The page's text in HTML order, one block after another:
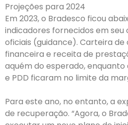
Projeções para 2024
Em 2023, o Bradesco ficou
indicadores fornecidos em
oficiais (guidance). Carteira
financeira e receita de
aquém do esperado,
e PDD ficaram no limite da
Para este ano, no entanto, a
de recuperação. “Agora, o